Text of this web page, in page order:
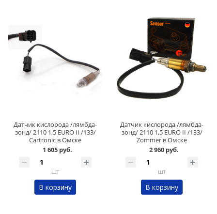
Датчик кислорода /лямбда-
зонд/ 2110 1,5 EURO II /133/
Cartronic в Омске
1 605 руб.
шт
В корзину
Датчик кислорода /лямбда-
зонд/ 2110 1,5 EURO II /133/
Zommer в Омске
2 960 руб.
шт
В корзину